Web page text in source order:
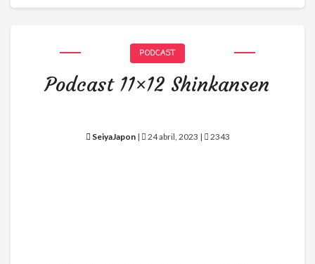
PODCAST
Podcast 11×12 Shinkansen
SeiyaJapon| 24 abril, 2023 | 2343